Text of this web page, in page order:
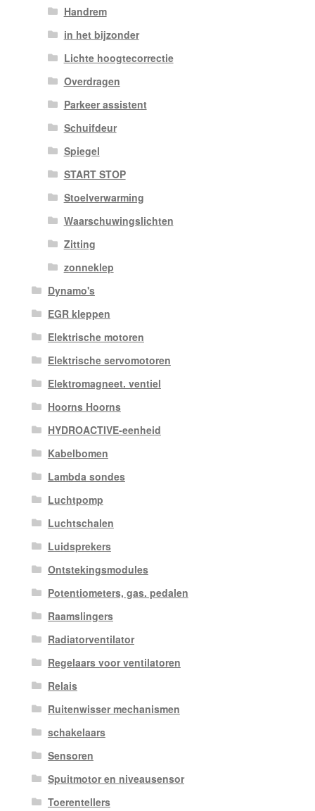
Handrem
in het bijzonder
Lichte hoogtecorrectie
Overdragen
Parkeer assistent
Schuifdeur
Spiegel
START STOP
Stoelverwarming
Waarschuwingslichten
Zitting
zonneklep
Dynamo's
EGR kleppen
Elektrische motoren
Elektrische servomotoren
Elektromagneet. ventiel
Hoorns Hoorns
HYDROACTIVE-eenheid
Kabelbomen
Lambda sondes
Luchtpomp
Luchtschalen
Luidsprekers
Ontstekingsmodules
Potentiometers, gas. pedalen
Raamslingers
Radiatorventilator
Regelaars voor ventilatoren
Relais
Ruitenwisser mechanismen
schakelaars
Sensoren
Spuitmotor en niveausensor
Toerentellers